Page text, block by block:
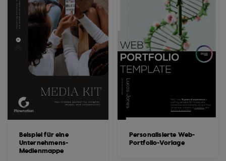
Beispiel für eine
Unternehmens-
Medienmappe
Personalisierte Web-
Portfolio-Vorlage